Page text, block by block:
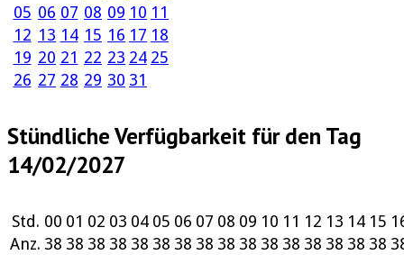
05 06 07 08 09 10 11
12 13 14 15 16 17 18
19 20 21 22 23 24 25
26 27 28 29 30 31
Stündliche Verfügbarkeit für den Tag
14/02/2027
Std. 00 01 02 03 04 05 06 07 08 09 10 11 12 13 14 15
Anz. 38 38 38 38 38 38 38 38 38 38 38 38 38 38 38 38